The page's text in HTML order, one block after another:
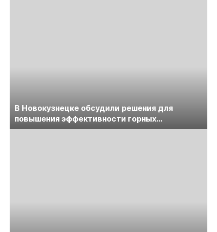
В Новокузнецке обсудили решения для
повышения эффективности горных
предприятий